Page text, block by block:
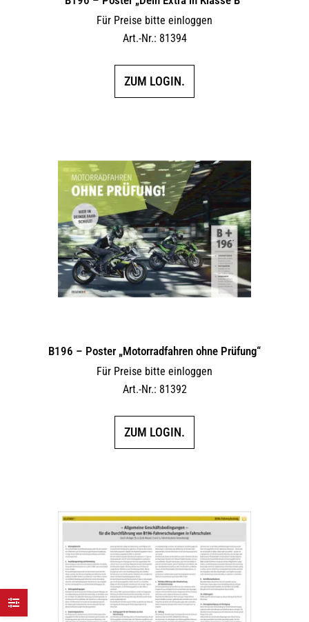
Für Preise bitte einloggen
Art.-Nr.: 81394
ZUM LOGIN.
B196 – Poster „Motorradfahren ohne Prüfung“
Für Preise bitte einloggen
Art.-Nr.: 81392
ZUM LOGIN.